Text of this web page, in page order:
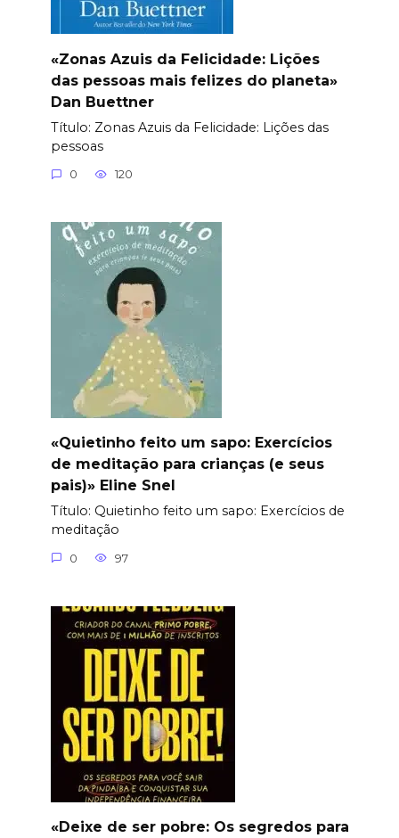
«Zonas Azuis da Felicidade: Lições
das pessoas mais felizes do planeta»
Dan Buettner
Título: Zonas Azuis da Felicidade: Lições das
pessoas
0 120
«Quietinho feito um sapo: Exercícios
de meditação para crianças (e seus
pais)» Eline Snel
Título: Quietinho feito um sapo: Exercícios de
meditação
0 97
«Deixe de ser pobre: Os segredos para